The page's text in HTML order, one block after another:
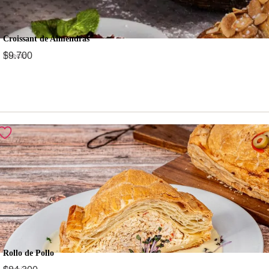
Croissant de Almendras
Precio
$9.700
Rollo de Pollo